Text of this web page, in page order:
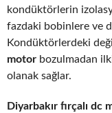
kondüktörlerin
fazdaki bobinlere ve
Kondüktörlerdeki
motor bozulmadan
olanak sağlar.
Diyarbakır fırçalı dc